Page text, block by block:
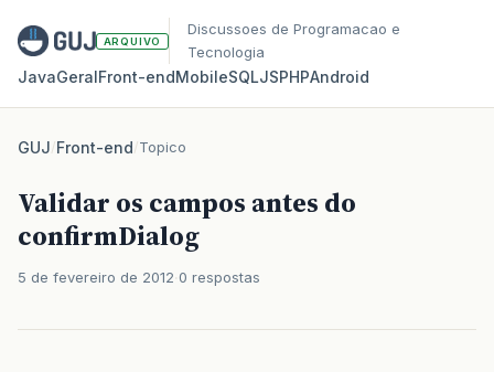
ARQUIVO
Discussoes de Programacao e
Tecnologia
JavaGeralFront‑endMobileSQLJSPHPAndroid
GUJ/Front-end/Topico
Validar os campos antes do
confirmDialog
5 de fevereiro de 2012 0 respostas